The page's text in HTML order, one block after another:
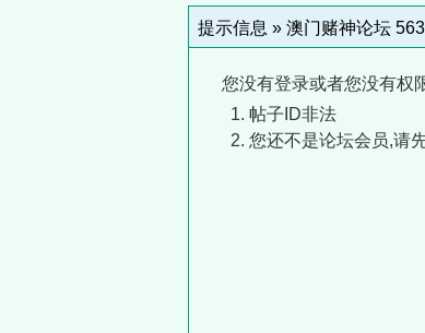
提示信息 » 澳门赌神论坛
您没有登录或者您没有权
帖子ID非法
您还不是论坛会员,请